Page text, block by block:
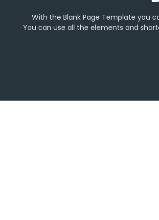
With the Blank Page Template you
You can use all the elements and